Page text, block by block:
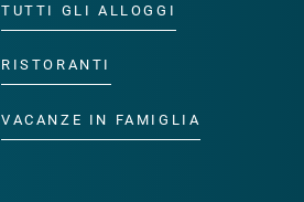
TUTTI GLI ALLOGGI
RISTORANTI
VACANZE IN FAMIGLIA